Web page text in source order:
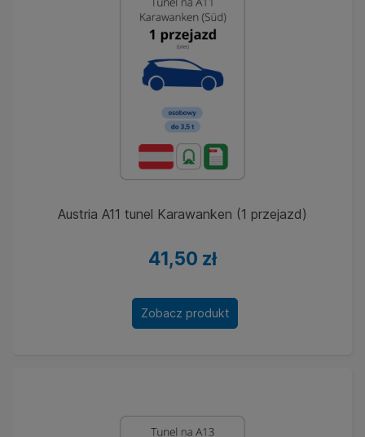
Austria A11 tunel Karawanken (1 przejazd)
41,50 zł
Zobacz produkt